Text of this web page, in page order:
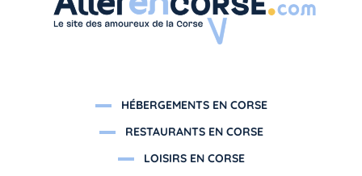
HÉBERGEMENTS EN CORSE
RESTAURANTS EN CORSE
LOISIRS EN CORSE